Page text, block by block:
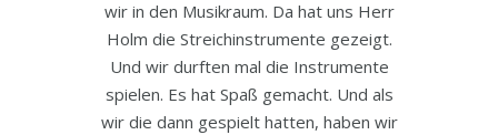
wir in den Musikraum. Da hat uns Herr
Holm die Streichinstrumente gezeigt.
Und wir durften mal die Instrumente
spielen. Es hat Spaß gemacht. Und als
wir die dann gespielt hatten, haben wir